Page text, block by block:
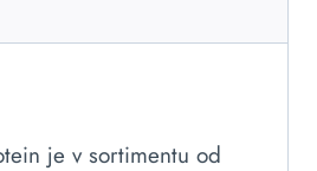
je v sortimentu od